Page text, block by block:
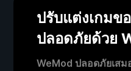
ปรับแต่งเกมข
ปลอดภัยด้วย
WeMod ปลอดภัยเสม